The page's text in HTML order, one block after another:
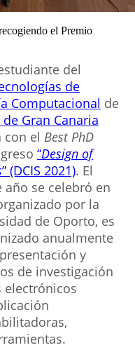
el Premio
del
de
Computacional de
Gran Canaria
con el Best PhD
“Design of
” (DCIS 2021). El
año se celebró en
por la
de Oporto, es
anualmente
y
de investigación
electrónicos